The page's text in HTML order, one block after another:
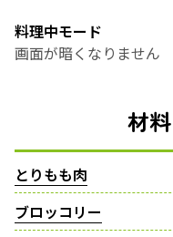
料理中モード
画面が暗くなりません
材
とりもも肉
ブロッコリー